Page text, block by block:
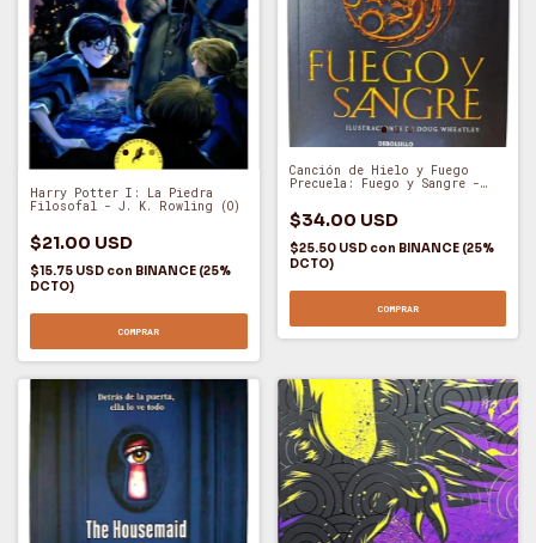
Harry Potter I: La Piedra
Filosofal - J. K. Rowling (O)
$21.00 USD
$15.75 USD con BINANCE (25%
DCTO)
COMPRAR
Canción de Hielo y Fuego
Precuela: Fuego y Sangre -
$34.00 USD
$25.50 USD con BINANCE (25%
DCTO)
COMPRAR